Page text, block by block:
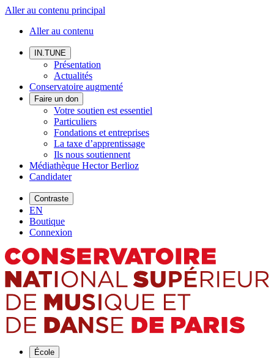
Aller au contenu principal
Aller au contenu
IN.TUNE
Présentation
Actualités
Conservatoire augmenté
Faire un don
Votre soutien est essentiel
Particuliers
Fondations et entreprises
La taxe d’apprentissage
Ils nous soutiennent
Médiathèque Hector Berlioz
Candidater
Contraste
EN
Boutique
Connexion
École